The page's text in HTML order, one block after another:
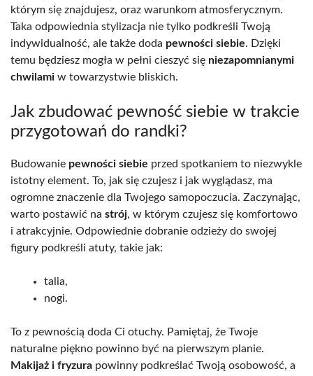
którym się znajdujesz, oraz warunkom atmosferycznym.
Taka odpowiednia stylizacja nie tylko podkreśli Twoją
indywidualność, ale także doda pewności siebie. Dzięki
temu będziesz mogła w pełni cieszyć się niezapomnianymi
chwilami w towarzystwie bliskich.
Jak zbudować pewność siebie w trakcie
przygotowań do randki?
Budowanie pewności siebie przed spotkaniem to niezwykle
istotny element. To, jak się czujesz i jak wyglądasz, ma
ogromne znaczenie dla Twojego samopoczucia. Zaczynając,
warto postawić na strój, w którym czujesz się komfortowo
i atrakcyjnie. Odpowiednie dobranie odzieży do swojej
figury podkreśli atuty, takie jak:
talia,
nogi.
To z pewnością doda Ci otuchy. Pamiętaj, że Twoje
naturalne piękno powinno być na pierwszym planie.
Makijaż i fryzura powinny podkreślać Twoją osobowość, a